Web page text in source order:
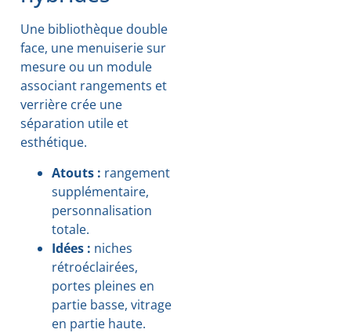
Une bibliothèque double
face, une menuiserie sur
mesure ou un module
associant rangements et
verrière crée une
séparation utile et
esthétique.
Atouts : rangement
supplémentaire,
personnalisation
totale.
Idées : niches
rétroéclairées,
portes pleines en
partie basse, vitrage
en partie haute.